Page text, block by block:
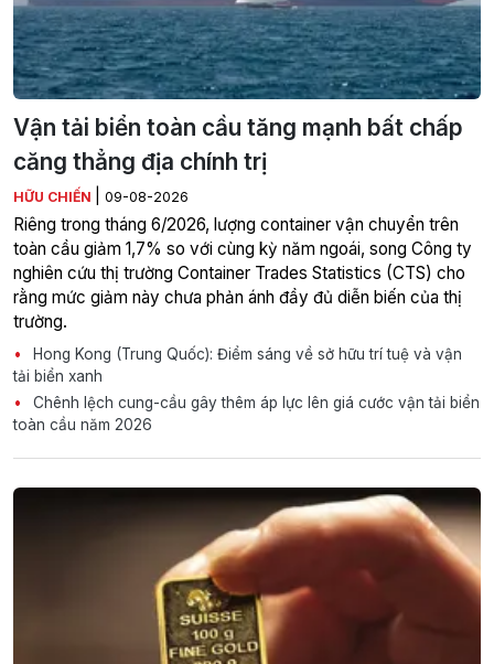
Vận tải biển toàn cầu tăng mạnh bất chấp
căng thẳng địa chính trị
HỮU CHIẾN 09-08-2026
Riêng trong tháng 6/2026, lượng container vận chuyển trên
toàn cầu giảm 1,7% so với cùng kỳ năm ngoái, song Công ty
nghiên cứu thị trường Container Trades Statistics (CTS) cho
rằng mức giảm này chưa phản ánh đầy đủ diễn biến của thị
trường.
Hong Kong (Trung Quốc): Điểm sáng về sở hữu trí tuệ và vận
tải biển xanh
Chênh lệch cung-cầu gây thêm áp lực lên giá cước vận tải biển
toàn cầu năm 2026